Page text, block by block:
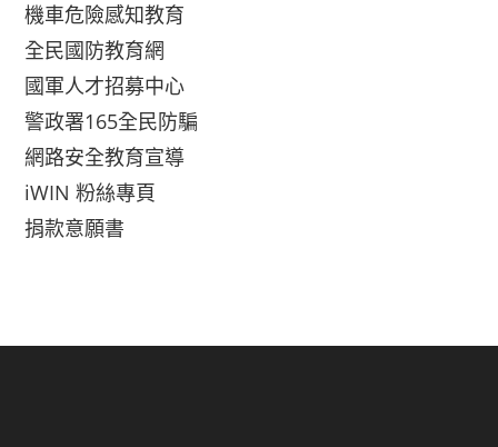
機車危險感知教育
全民國防教育網
國軍人才招募中心
警政署165全民防騙
網路安全教育宣導
iWIN 粉絲專頁
捐款意願書